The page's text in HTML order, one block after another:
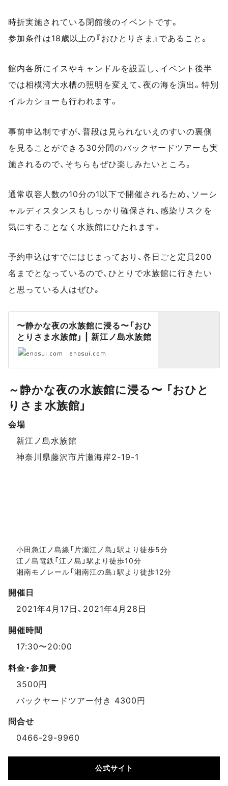
時折実施されている閉館後のイベントです。
参加条件は18歳以上の『おひとりさま』であること。
館内各所にイスやキャンドルを設置し、イベント後半
では相模湾大水槽の照明を変えて、夜の海を演出。特別
イルカショーも行われます。
事前申込制ですが、普段は見られないえのすいの裏側
を見ることができる30分間のバックヤードツアーも実
施されるので、そちらもぜひ楽しみたいところ。
通常収容人数の10分の1以下で開催されるため、ソーシ
ャルディスタンスもしっかり確保され、感染リスクを
気にすることなく水族館にひたれます。
予約申込はすでにはじまっており、各日ごと定員200
名までとなっているので、ひとりで水族館に行きたい
と思っている人はぜひ。
〜静かな夜の水族館に浸る〜「おひ
とりさま水族館」 | 新江ノ島水族館
enosui.com
イベントデータ
～静かな夜の水族館に浸る〜 「おひと
りさま水族館」
会場
新江ノ島水族館
神奈川県藤沢市片瀬海岸2-19-1
小田急江ノ島線「片瀬江ノ島」駅より徒歩5分
江ノ島電鉄「江ノ島」駅より徒歩10分
湘南モノレール「湘南江の島」駅より徒歩12分
開催日
2021年4月17日、2021年4月28日
開催時間
17:30〜20:00
料金・参加費
3500円
バックヤードツアー付き 4300円
問合せ
0466-29-9960
公式サイト